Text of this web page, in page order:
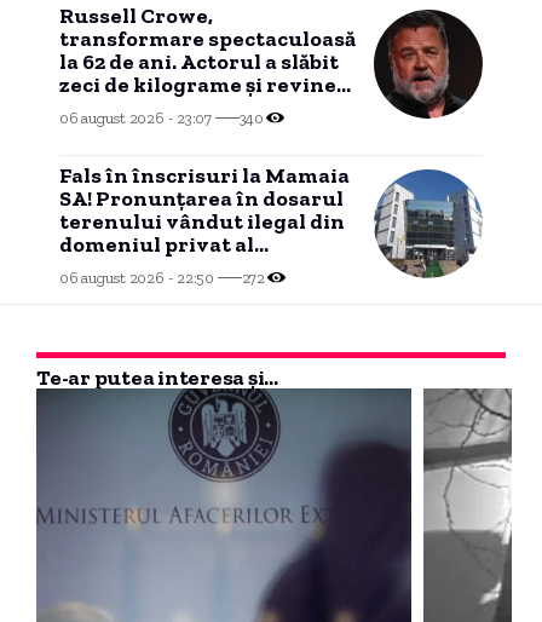
Russell Crowe,
transformare spectaculoasă
la 62 de ani. Actorul a slăbit
zeci de kilograme și revine
la silueta din „Gladiatorul”
06 august 2026 - 23:07 340
Fals în înscrisuri la Mamaia
SA! Pronunțarea în dosarul
terenului vândut ilegal din
domeniul privat al
Constanței se apropie.
06 august 2026 - 22:50 272
Te-ar putea interesa și...